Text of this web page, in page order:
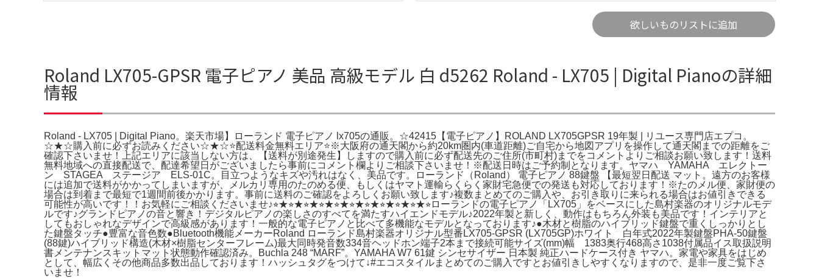
欲しいものリストに追加
Roland LX705-GPSR 電子ピアノ 美品 高級モデル 白 d5262 Roland - LX705 | Digital Pianoの詳細
情報
Roland - LX705 | Digital Piano。楽天市場】ローランド 電子ピアノ lx705の通販。☆42415【電子ピアノ】ROLAND LX705GPSR 19年製 | リユース専門店エプコ。
☆★☆購入前に必ずお読みください☆★☆⭐️配送料金無料エリア⭐️※大阪府の通天閣から約20km圏内(車道距離)ご自宅から地図アプリを操作して通天閣までの距離をご
確認下さいませ！上記エリアに該当しない方は、【送料が別途発生】しますので購入前に必ず配送先のご住所(市町村)までをコメントよりご相談お願い致します！送料
無料地域への直接配送で、配達希望日がございましたら事前にコメント欄よりご相談下さいませ！※配送日時はご予約制となります。ヤマハ YAMAHA エレクトー
ン STAGEA ステージア ELS-01C。目立つようなキズや汚れはなく、美品です。ローランド（Roland） 電子ピアノ 88鍵盤 【最短翌日配送 マット。遠方のお客様
には追加で送料がかかってしまいますが、メルカリ専用のたのめる便、もしくはヤマト運輸らくらく家財宅急便での発送も対応しております！※たのメル便、家財便の
場合は到着まで最短で1週間前後かかります。事前に送料のご確認をよろしくお願い致します♪複数まとめてのご購入や、お引き取りに来られる場合はお値引きできる
可能性が高いです！！お気軽にご相談くださいませ♪⭐︎★⭐︎★⭐︎★⭐︎★⭐︎★⭐︎★⭐︎★⭐︎★⭐︎★⭐︎★⭐︎ローランドの電子ピアノ「LX705」をベースにした島村楽器のオリジナルモデ
ルです♪グランドピアノの音と響き！デジタルピアノの楽しさのすべてを満たすハイエンドモデル♪2022年製と新しく、動作はもちろん外装も美品です！インテリアと
してもおしゃれなデザインで高級感があります！一般的な電子ピアノと比べて多機能なモデルとなっております♪●木材と樹脂のハイブリッド鍵盤で重くしっかりとし
た鍵盤タッチ●豊富な音色数●Bluetooth機能メーカーRoland ローランド島村楽器オリジナル型番LX705-GPSR (LX705GP)ホワイト 白年式2022年製鍵盤PHA-50鍵盤
(88鍵)ハイブリッド構造(木材×樹脂センターフレーム)最大同時発音数334音ヘッドホン端子2本まで接続可能サイズ(mm)幅 1383奥行468高さ1038付属品イス取扱説明
書メンテナンスキットマット状態動作確認済み。Buchla 248 “MARF”。YAMAHA W7 61鍵 シンセサイザー 日本製 純正ハードケース付き ヤマハ。家電や家具をはじめ
として、幅広くその他商品多数出品しております！ハッシュタグをつけて↓#エコスタイルまとめてのご購入ですとお値引きしやすくなりますので、是非一度ご覧下さ
いませ！